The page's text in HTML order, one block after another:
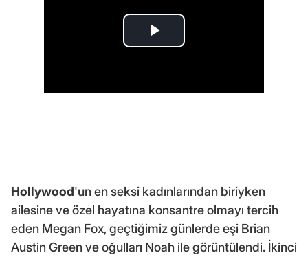
Hollywood'un en seksi kadınlarından biriyken
ailesine ve özel hayatına konsantre olmayı tercih
eden Megan Fox, geçtiğimiz günlerde eşi Brian
Austin Green ve oğulları Noah ile görüntülendi. İkinci